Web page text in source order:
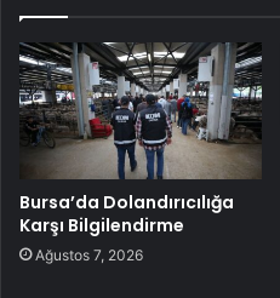
Bursa’da Dolandırıcılığa
Karşı Bilgilendirme
Ağustos 7, 2026